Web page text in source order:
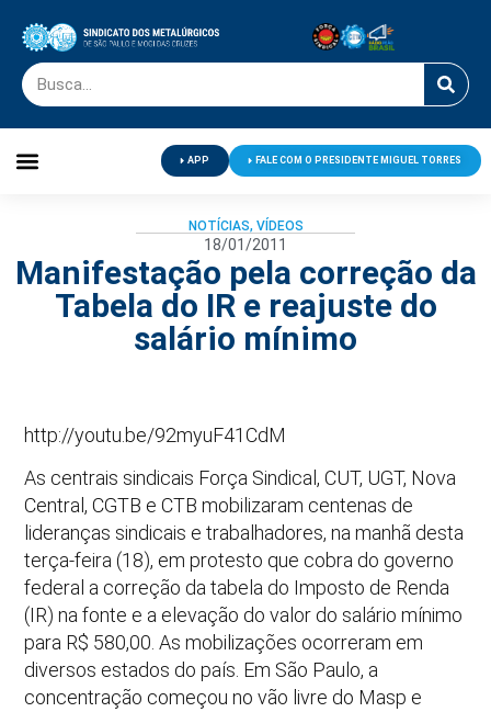
APP FALE COM O PRESIDENTE MIGUEL TORRES
NOTÍCIAS, VÍDEOS
18/01/2011
Manifestação pela correção da
Tabela do IR e reajuste do
salário mínimo
http://youtu.be/92myuF41CdM
As centrais sindicais Força Sindical, CUT, UGT, Nova
Central, CGTB e CTB mobilizaram centenas de
lideranças sindicais e trabalhadores, na manhã desta
terça-feira (18), em protesto que cobra do governo
federal a correção da tabela do Imposto de Renda
(IR) na fonte e a elevação do valor do salário mínimo
para R$ 580,00. As mobilizações ocorreram em
diversos estados do país. Em São Paulo, a
concentração começou no vão livre do Masp e